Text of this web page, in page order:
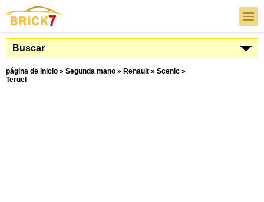
Buscar
página de inicio » Segunda mano » Renault » Scenic »
Teruel